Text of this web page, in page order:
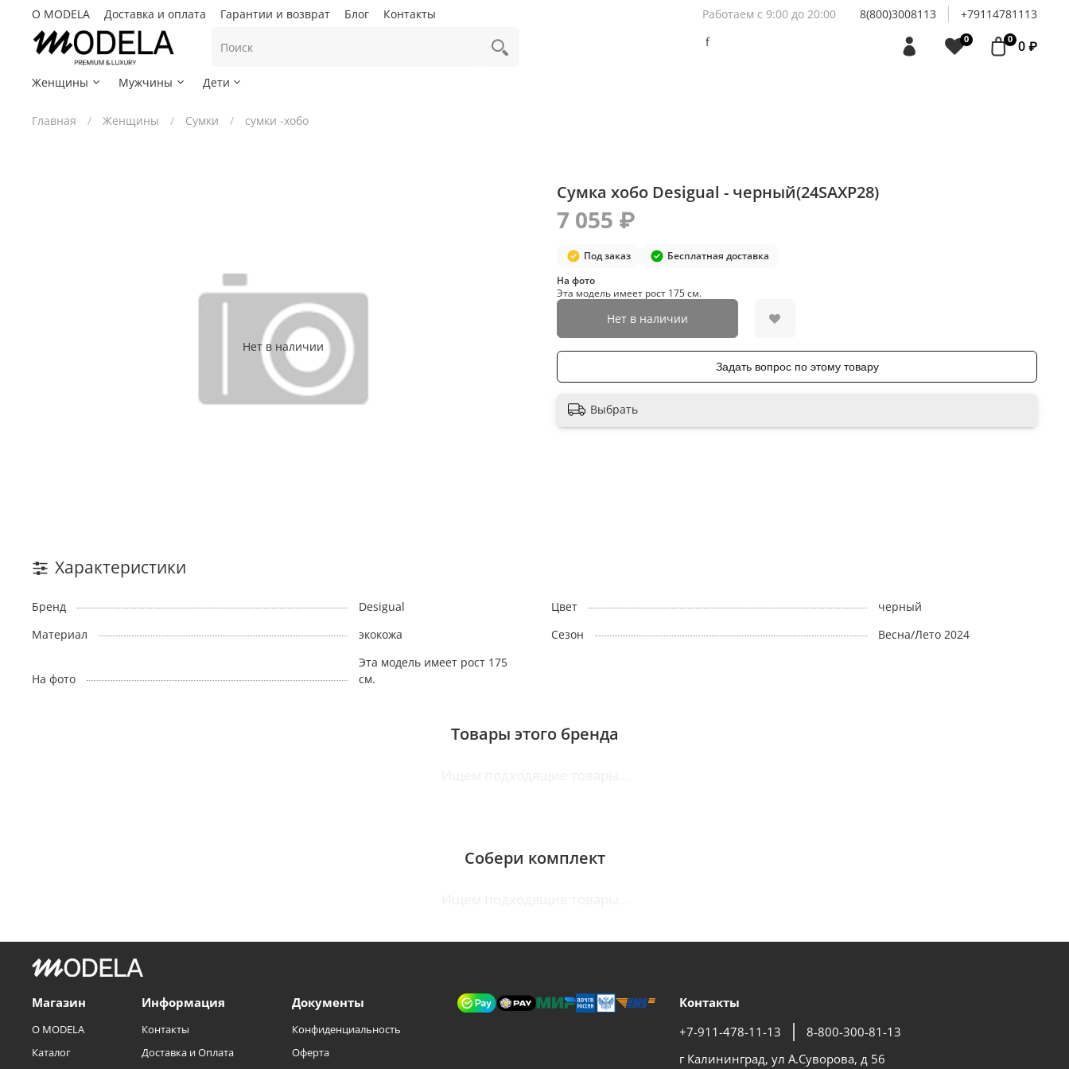
О MODELA Доставка и оплата Гарантии и возврат Блог Контакты Работаем с 9:00 до 20:00 8(800)3008113
+79114781113
f
0 0 0 ₽
Женщины Мужчины Дети
Главная Женщины Сумки сумки -хобо
Нет в наличии
Сумка хобо Desigual - черный(24SAXP28)
Под заказ Бесплатная доставка
7 055 ₽
Нет в наличии
На фото
Эта модель имеет рост 175 см.
Задать вопрос по этому товару
Выбрать
Характеристики
Бренд Desigual Цвет
черный
Материал
экокожа Сезон Весна/Лето 2024
На фото
Эта модель имеет рост 175
см.
Товары этого бренда
Собери комплект
Магазин
О MODELA
Каталог
Информация
Контакты
Доставка и Оплата
Документы
Конфиденциальность
Оферта
Контакты
+7-911-478-11-13
8-800-300-81-13
г Калининград, ул А.Суворова, д 56